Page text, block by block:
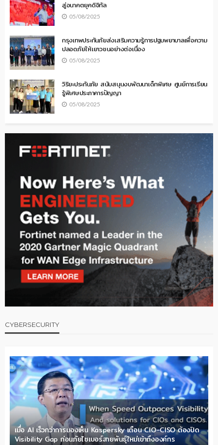
สู่อนาคตยุคดิจิทัล
05/08/2025
กรุงเทพประกันภัยส่งเสริมความรู้การปฐมพยาบาลเพื่อความ
ปลอดภัยให้เยาวชนอย่างต่อเนื่อง
05/08/2025
วิริยะประกันภัย สนับสนุนงบพัฒนาเด็กพิเศษ ศูนย์การเรียน
รู้พิเศษประภาคารปัญญา
05/08/2025
CYBERSECURITY
เมื่อ AI เร็วกว่าการมองเห็น Kaspersky เตือน CIO-CISO ต้องปิด
Visibility Gap ก่อนภัยไซเบอร์สายพันธุ์ใหม่เข้าถึงองค์กร